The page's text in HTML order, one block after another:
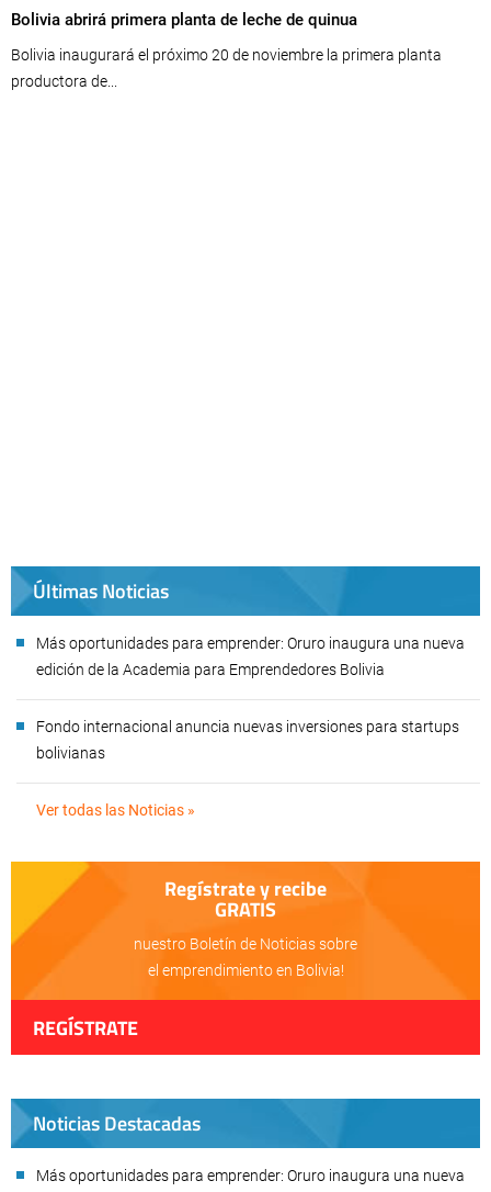
Bolivia abrirá primera planta de leche de quinua
Bolivia inaugurará el próximo 20 de noviembre la primera planta
productora de...
Últimas Noticias
Más oportunidades para emprender: Oruro inaugura una nueva
edición de la Academia para Emprendedores Bolivia
Fondo internacional anuncia nuevas inversiones para startups
bolivianas
Ver todas las Noticias »
Regístrate y recibe
GRATIS
nuestro Boletín de Noticias sobre
el emprendimiento en Bolivia!
REGÍSTRATE
Noticias Destacadas
Más oportunidades para emprender: Oruro inaugura una nueva